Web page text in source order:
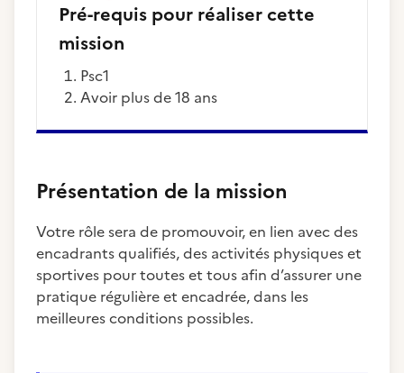
Pré-requis pour réaliser cette
mission
Psc1
Avoir plus de 18 ans
Présentation de la mission
Votre rôle sera de promouvoir, en lien avec des
encadrants qualifiés, des activités physiques et
sportives pour toutes et tous afin d’assurer une
pratique régulière et encadrée, dans les
meilleures conditions possibles.